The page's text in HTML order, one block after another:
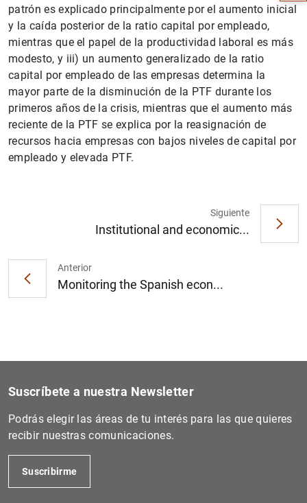
patrón es explicado principalmente por el aumento inicial
y la caída posterior de la ratio capital por empleado,
mientras que el papel de la productividad laboral es más
modesto, y iii) un aumento generalizado de la ratio
capital por empleado de las empresas determina la
mayor parte de la disminución de la PTF durante los
primeros años de la crisis, mientras que el aumento más
reciente de la PTF se explica por la reasignación de
recursos hacia empresas con bajos niveles de capital por
empleado y elevada PTF.
Anterior
Monitoring the Spanish econ...
Siguiente
Institutional and economic...
Suscríbete a nuestra Newsletter
Podrás elegir las áreas de tu interés para las que quieres
recibir nuestras comunicaciones.
Suscribirme